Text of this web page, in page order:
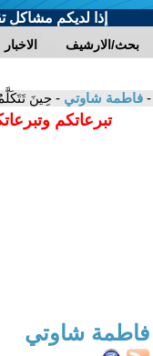
إذا لديكم مشاكل
الاخبار بحث/الارشيف
- فاطمة شاوتي - حِينَ
تبرعاتكم
فاطمة شاوتي